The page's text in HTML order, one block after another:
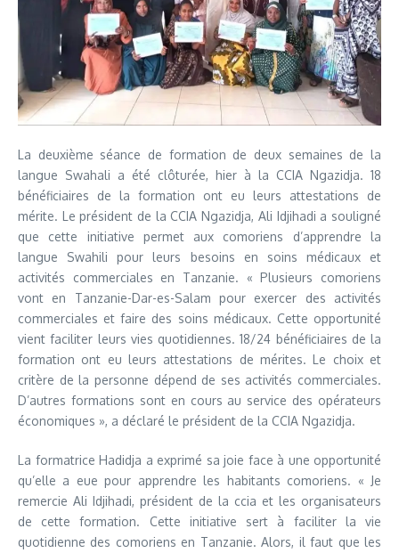
La deuxième séance de formation de deux semaines de la
langue Swahali a été clôturée, hier à la CCIA Ngazidja. 18
bénéficiaires de la formation ont eu leurs attestations de
mérite. Le président de la CCIA Ngazidja, Ali Idjihadi a souligné
que cette initiative permet aux comoriens d’apprendre la
langue Swahili pour leurs besoins en soins médicaux et
activités commerciales en Tanzanie. « Plusieurs comoriens
vont en Tanzanie-Dar-es-Salam pour exercer des activités
commerciales et faire des soins médicaux. Cette opportunité
vient faciliter leurs vies quotidiennes. 18/24 bénéficiaires de la
formation ont eu leurs attestations de mérites. Le choix et
critère de la personne dépend de ses activités commerciales.
D’autres formations sont en cours au service des opérateurs
économiques », a déclaré le président de la CCIA Ngazidja.
La formatrice Hadidja a exprimé sa joie face à une opportunité
qu’elle a eue pour apprendre les habitants comoriens. « Je
remercie Ali Idjihadi, président de la ccia et les organisateurs
de cette formation. Cette initiative sert à faciliter la vie
quotidienne des comoriens en Tanzanie. Alors, il faut que les